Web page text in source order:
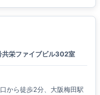
共栄ファイブビル302室
から徒歩2分、大阪梅田駅